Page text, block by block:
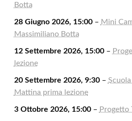
Botta
28 Giugno 2026, 15:00– Mini
Massimiliano Botta
12 Settembre 2026, 15:00–
lezione
20 Settembre 2026, 9:30–
Mattina prima lezione
3 Ottobre 2026, 15:00– Progetto